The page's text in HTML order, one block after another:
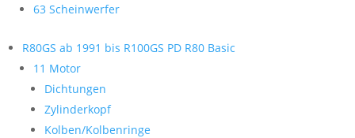
63 Scheinwerfer
R80GS ab 1991 bis R100GS PD R80 Basic
11 Motor
Dichtungen
Zylinderkopf
Kolben/Kolbenringe